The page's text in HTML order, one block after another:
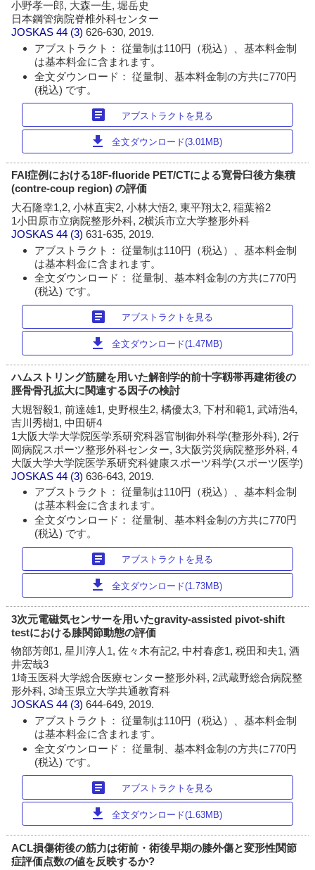
小野孝一郎, 大森一生, 堀岳史
日本鋼管病院脊椎外科センター
JOSKAS 44 (3)626-630, 2019.
アブストラクト： 従量制は110円（税込）、基本料金制
は基本料金に含まれます。
全文ダウンロード： 従量制、基本料金制の方共に770円
(税込) です。
article アブストラクトを見る
download 全文ダウンロード(3.01MB)
FAI症例における18F-fluoride PET/CTによる寛骨臼後方集積
(contre-coup region) の評価
大石隆幸1,2, 小林直実2, 小林大悟2, 東平翔太2, 稲葉裕2
1小田原市立病院整形外科, 2横浜市立大学整形外科
JOSKAS 44 (3)631-635, 2019.
アブストラクト： 従量制は110円（税込）、基本料金制
は基本料金に含まれます。
全文ダウンロード： 従量制、基本料金制の方共に770円
(税込) です。
article アブストラクトを見る
download 全文ダウンロード(1.47MB)
ハムストリング筋腱を用いた解剖学的前十字靱帯再建術後の
脛骨骨孔拡大に関連する因子の検討
大堀智毅1, 前達雄1, 史野根生2, 橘優太3, 下村和範1, 武靖浩4,
吉川秀樹1, 中田研4
1大阪大学大学院医学系研究科器官制御外科学(整形外科), 2行
岡病院スポーツ整形外科センター, 3大阪労災病院整形外科, 4
大阪大学大学院医学系研究科健康スポーツ科学(スポーツ医学)
JOSKAS 44 (3)636-643, 2019.
アブストラクト： 従量制は110円（税込）、基本料金制
は基本料金に含まれます。
全文ダウンロード： 従量制、基本料金制の方共に770円
(税込) です。
article アブストラクトを見る
download 全文ダウンロード(1.73MB)
3次元電磁気センサーを用いたgravity-assisted pivot-shift
testにおける膝関節動態の評価
物部芳郎1, 星川淳人1, 佐々木有記2, 中村春彦1, 税田和夫1, 酒
井宏哉3
1埼玉医科大学総合医療センター整形外科, 2武蔵野総合病院整
形外科, 3埼玉県立大学共通教育科
JOSKAS 44 (3)644-649, 2019.
アブストラクト： 従量制は110円（税込）、基本料金制
は基本料金に含まれます。
全文ダウンロード： 従量制、基本料金制の方共に770円
(税込) です。
article アブストラクトを見る
download 全文ダウンロード(1.63MB)
ACL損傷術後の筋力は術前・術後早期の膝外傷と変形性関節
症評価点数の値を反映するか?